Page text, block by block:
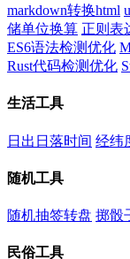
markdown转换html
储单位换算 正则表
ES6语法检测优化
Rust代码检测优化
生活工具
日出日落时间 经纬
随机工具
随机抽签转盘 掷骰
民俗工具